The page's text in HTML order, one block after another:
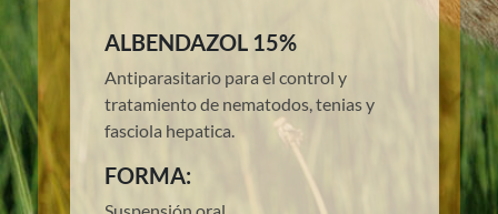
ALBENDAZOL 15%
Antiparasitario para el control y
tratamiento de nematodos, tenias y
fasciola hepatica.
FORMA: